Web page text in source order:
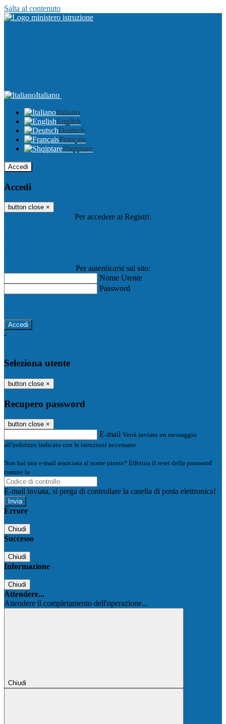
Salta al contenuto
Italiano
Italiano
English
Deutsch
Français
Shqiptare
Accedi
Accedi
button close ×
Per accedere ai Registri:
Per autenticarsi sul sito:
Nome Utente
Password
-
Seleziona utente
button close ×
Recupero password
button close ×
E-mail Verrà inviato un messaggio
all'indirizzo indicato con le istruzioni necessarie.
Non hai una e-mail associata al nome utente? Effettua il reset della password
tramite la
E-mail inviata, si prega di controllare la casella di posta elettronica!
Errore
Chiudi
Successo
Chiudi
Informazione
Chiudi
Attendere...
Attendere il completamento dell'operazione...
Chiudi